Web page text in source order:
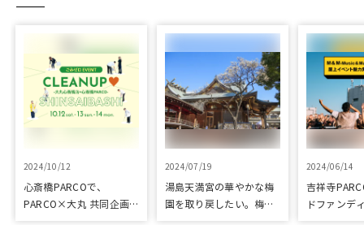
2024/10/12
心斎橋PARCOで、
PARCO×大丸 共同企画
2024/07/19
湯島天満宮の華やかな梅
園を取り戻したい。梅園
2024/06/14
吉祥寺
ドファンデ